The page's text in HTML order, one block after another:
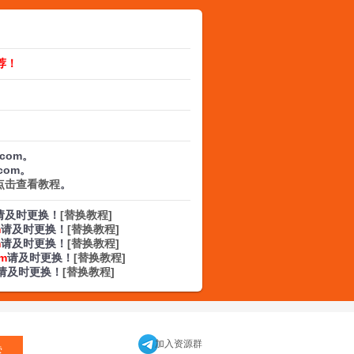
！
。
。
击查看教程。
及时更换！ [替换教程]
请及时更换！ [替换教程]
请及时更换！ [替换教程]
请及时更换！ [替换教程]
及时更换！ [替换教程]
加入资源群